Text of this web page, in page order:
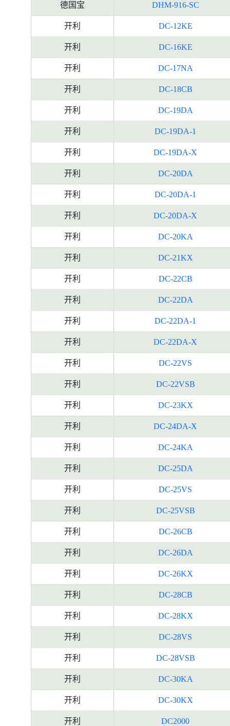
德国宝 DHM-916-SC
开利 DC-12KE
开利 DC-16KE
开利 DC-17NA
开利 DC-18CB
开利 DC-19DA
开利 DC-19DA-1
开利 DC-19DA-X
开利 DC-20DA
开利 DC-20DA-1
开利 DC-20DA-X
开利 DC-20KA
开利 DC-21KX
开利 DC-22CB
开利 DC-22DA
开利 DC-22DA-1
开利 DC-22DA-X
开利 DC-22VS
开利 DC-22VSB
开利 DC-23KX
开利 DC-24DA-X
开利 DC-24KA
开利 DC-25DA
开利 DC-25VS
开利 DC-25VSB
开利 DC-26CB
开利 DC-26DA
开利 DC-26KX
开利 DC-28CB
开利 DC-28KX
开利 DC-28VS
开利 DC-28VSB
开利 DC-30KA
开利 DC-30KX
开利 DC2000